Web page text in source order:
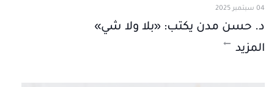
04 سبتمبر 2025
د. حسن مدن يكتب: «بلا ولا شي»
المزيد